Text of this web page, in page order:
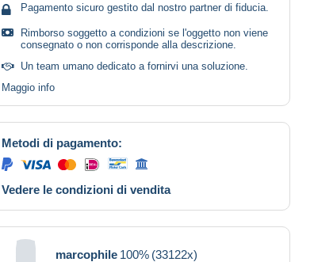
Pagamento sicuro gestito dal nostro partner di fiducia.
Rimborso soggetto a condizioni se l'oggetto non viene
consegnato o non corrisponde alla descrizione.
Un team umano dedicato a fornirvi una soluzione.
Maggio info
Metodi di pagamento:
Vedere le condizioni di vendita
marcophile 100% (33122x)